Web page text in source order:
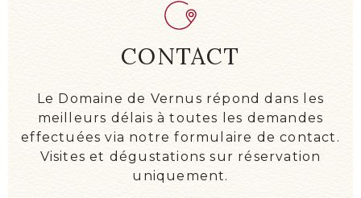
LES HOMMES
LE CHAI, LES CAVES
TERRE D’AVENIR
EXIGENCE ET SAVOIR-FAIRE
NOS VINS DE CARACTÈRE
NOS VINS D’EXCEPTION
ACTUALITÉS
ON PARLE DE NOUS !
CONTACT
Le Domaine de Vernus répond dans les
meilleurs délais à toutes les demandes
effectuées via notre formulaire de contact.
Visites et dégustations sur réservation
uniquement.